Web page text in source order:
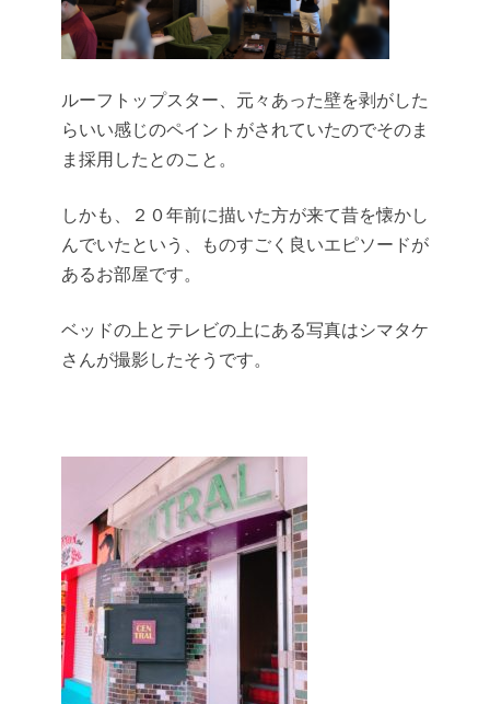
ルーフトップスター、 元々あった壁を剥がした
らいい感じのペイント がされていたのでそのま
ま採用したとのこと。
しかも、
２０年前に描いた方が来て昔を懐かし
んでいた という、ものすごく良いエピソードが
あるお部屋です。
ベッドの上とテレビの上にある写真はシマタケ
さんが撮影したそうです。